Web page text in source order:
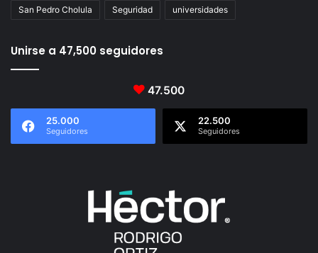
San Pedro Cholula Seguridad universidades
Unirse a 47,500 seguidores
47.500
25.000
Seguidores
22.500
Seguidores